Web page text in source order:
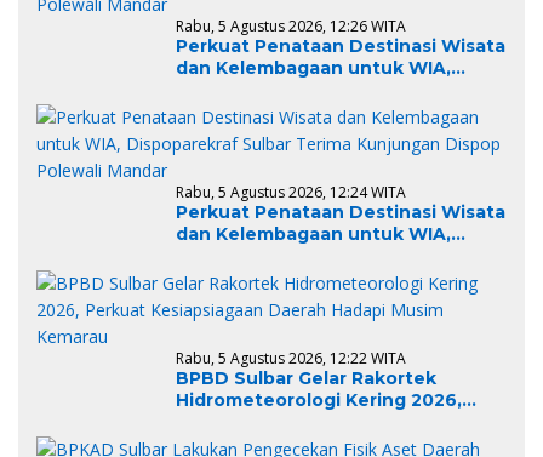
Rabu, 5 Agustus 2026, 12:26 WITA
Perkuat Penataan Destinasi Wisata
dan Kelembagaan untuk WIA,
Kunjungan Dispop Polewali Mandar
Rabu, 5 Agustus 2026, 12:24 WITA
Perkuat Penataan Destinasi Wisata
dan Kelembagaan untuk WIA,
Kunjungan Dispop Polewali Mandar
Rabu, 5 Agustus 2026, 12:22 WITA
BPBD Sulbar Gelar Rakortek
Hidrometeorologi Kering 2026,
Hadapi Musim Kemarau